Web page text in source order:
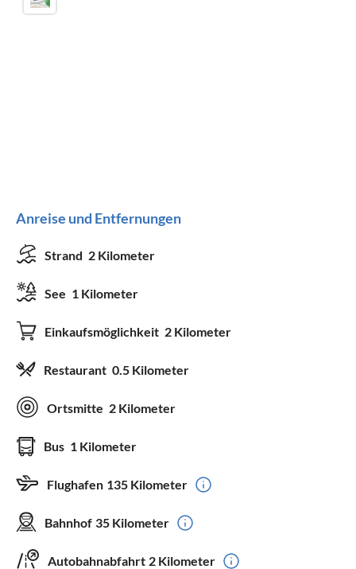
Anreise und Entfernungen
Strand 2 Kilometer
See 1 Kilometer
Einkaufsmöglichkeit 2 Kilometer
Restaurant 0.5 Kilometer
Ortsmitte 2 Kilometer
Bus 1 Kilometer
Flughafen 135 Kilometer
Bahnhof 35 Kilometer
Autobahnabfahrt 2 Kilometer